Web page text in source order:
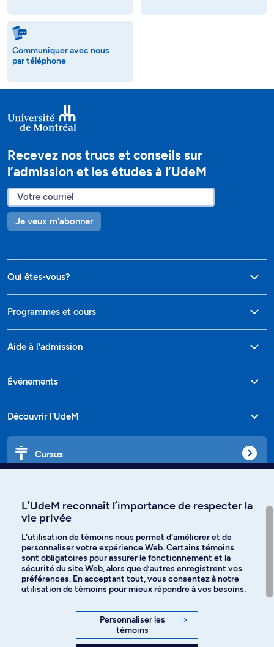
Communiquer avec nous
par téléphone
Recevez nos trucs et conseils sur
l’admission et les études à l’UdeM
Je veux m'abonner
Qui êtes-vous?
Programmes et cours
Aide à l'admission
Événements
Découvrir l'UdeM
Cursus
Langues
Facebook Instagram
YouTube
L’UdeM reconnaît l’importance de respecter la
vie privée
L’utilisation de témoins nous permet d’améliorer et de
personnaliser votre expérience Web. Certains témoins
sont obligatoires pour assurer le fonctionnement et la
sécurité du site Web, alors que d’autres enregistrent vos
préférences. En acceptant tout, vous consentez à notre
utilisation de témoins pour mieux répondre à vos besoins.
Personnaliser les
témoins
>